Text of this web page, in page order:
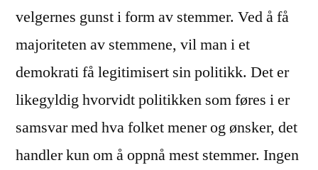
velgernes gunst i form av stemmer. Ved å få
majoriteten av stemmene, vil man i et
demokrati få legitimisert sin politikk. Det er
likegyldig hvorvidt politikken som føres i er
samsvar med hva folket mener og ønsker, det
handler kun om å oppnå mest stemmer. Ingen